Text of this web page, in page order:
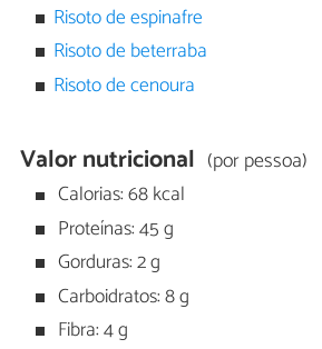
Risoto de espinafre
Risoto de beterraba
Risoto de cenoura
Valor nutricional (por pessoa)
Calorias: 68 kcal
Proteínas: 45 g
Gorduras: 2 g
Carboidratos: 8 g
Fibra: 4 g